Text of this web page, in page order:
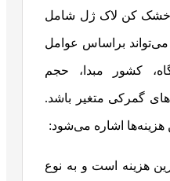
خشک کن لاک ژل شامل
براساس عوامل
کشور مبدا، حجم
گمرکی متغیر باشد.
هزینه‌ها اشاره می‌شود:
هزینه است و به نوع